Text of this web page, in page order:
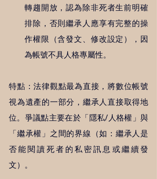
轉趨開放，認為除非死者生前明確
排除，否則繼承人應享有完整的操
作權限（含發文、修改設定），因
為帳號不具人格專屬性。
特點：法律觀點最為直接，將數位帳號
視為遺產的一部分，繼承人直接取得地
位。爭議點主要在於「隱私/人格權」與
「繼承權」之間的界線（如：繼承人是
否能閱讀死者的私密訊息或繼續發
文）。